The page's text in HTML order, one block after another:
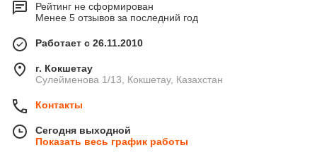
Рейтинг не сформирован
Менее 5 отзывов за последний год
Работает с 26.11.2010
г. Кокшетау
Сулейменова 1/13, Кокшетау, Казахстан
Контакты
Сегодня выходной
Показать весь график работы